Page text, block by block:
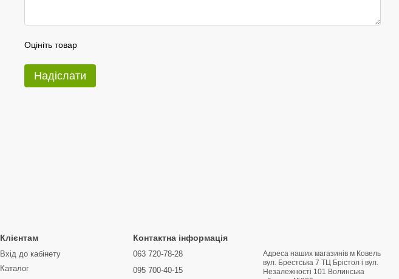
Оцініть товар
Надіслати
Клієнтам
Вхід до кабінету
Каталог
Контактна інформація
063 720-78-28
095 700-40-15
Адреса наших магазинів м Ковель
вул. Брестська 7 ТЦ Брістол і вул.
Hезалежності 101 Волинська